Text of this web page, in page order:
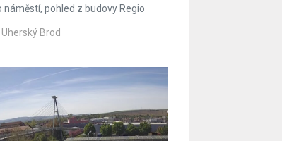
náměstí, pohled z budovy Regio
Brod